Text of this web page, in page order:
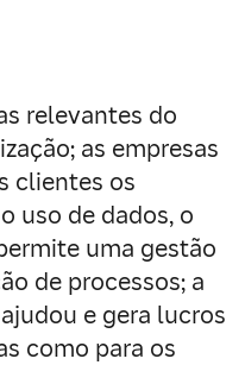
relevantes do
as empresas
clientes os
uso de dados, o
uma gestão
de processos; a
e gera lucros
como para os